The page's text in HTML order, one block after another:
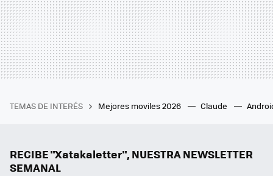
TEMAS DE INTERÉS Mejores moviles 2026 Claude
RECIBE "Xatakaletter", NUESTRA NEWSLETTER
SEMANAL